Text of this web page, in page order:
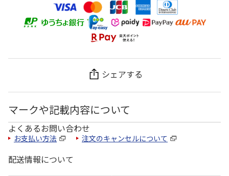
シェアする
マークや記載内容について
よくあるお問い合わせ
お支払い方法 注文のキャンセルについて
配送情報について